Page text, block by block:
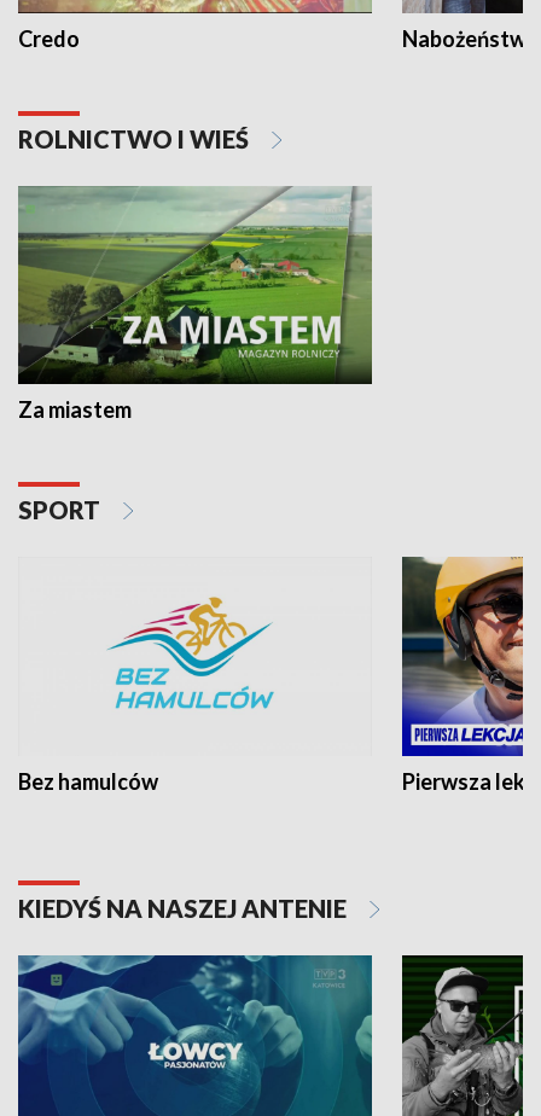
Credo
ROLNICTWO I WIEŚ
Za miastem
SPORT
Bez hamulców Pierwsza
KIEDYŚ NA NASZEJ ANTENIE